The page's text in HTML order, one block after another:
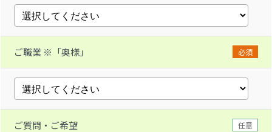
ご職業 ※「奥様」 必須
ご質問・ご希望 任意